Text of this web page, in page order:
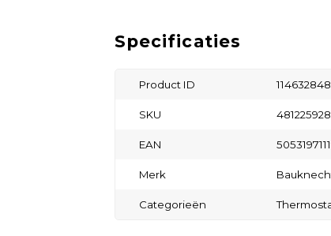
Specificaties
Product ID 114632848
SKU
EAN
Merk
Categorieën